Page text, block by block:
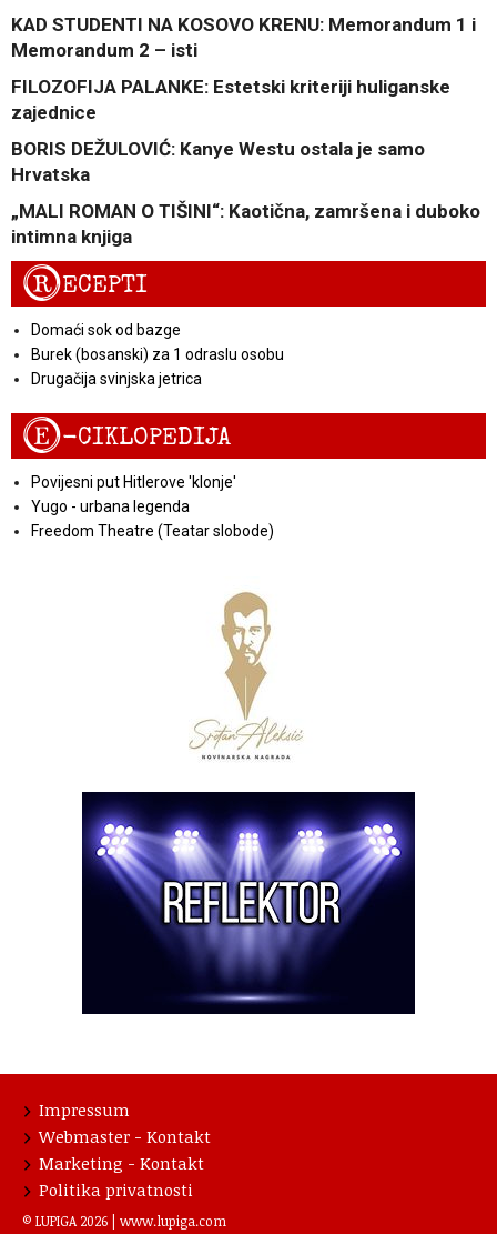
KAD STUDENTI NA KOSOVO KRENU: Memorandum 1 i
Memorandum 2 – isti
FILOZOFIJA PALANKE: Estetski kriteriji huliganske
zajednice
BORIS DEŽULOVIĆ: Kanye Westu ostala je samo
Hrvatska
„MALI ROMAN O TIŠINI“: Kaotična, zamršena i duboko
intimna knjiga
RECEPTI
Domaći sok od bazge
Burek (bosanski) za 1 odraslu osobu
Drugačija svinjska jetrica
E-CIKLOPEDIJA
Povijesni put Hitlerove 'klonje'
Yugo - urbana legenda
Freedom Theatre (Teatar slobode)
Impressum
Webmaster - Kontakt
Marketing - Kontakt
Politika privatnosti
© LUPIGA 2026 | www.lupiga.com